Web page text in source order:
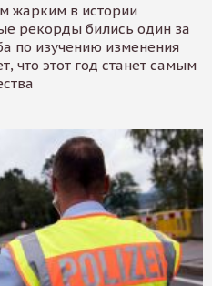
жарким в истории
рекорды бились один за
по изучению изменения
что этот год станет самым